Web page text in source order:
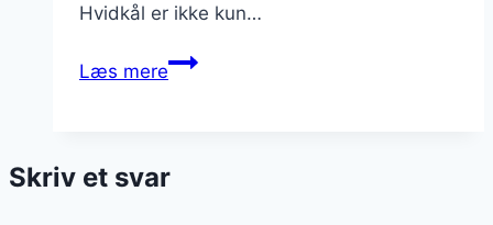
Hvidkål er ikke kun…
Læs mereStuvet
og
Skriv et svar